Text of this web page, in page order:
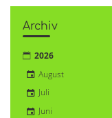
Archiv
2026
August
Juli
Juni